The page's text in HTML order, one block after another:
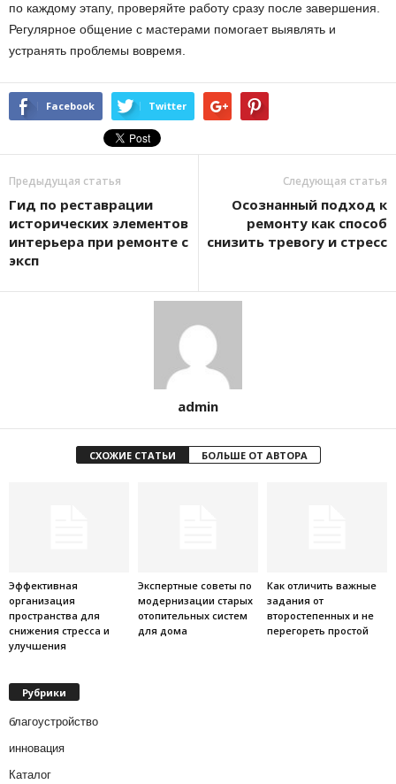
по каждому этапу, проверяйте работу сразу после завершения.
Регулярное общение с мастерами помогает выявлять и
устранять проблемы вовремя.
Facebook Twitter
Предыдущая статья
Гид по реставрации
исторических элементов
интерьера при ремонте с
эксп
Следующая статья
Осознанный подход к
ремонту как способ
снизить тревогу и стресс
admin
СХОЖИЕ СТАТЬИ БОЛЬШЕ ОТ АВТОРА
Эффективная
организация
пространства для
снижения стресса и
улучшения
Экспертные советы по
модернизации старых
отопительных систем
для дома
Как отличить важные
задания от
второстепенных и не
перегореть простой
Рубрики
благоустройство
инновация
Каталог